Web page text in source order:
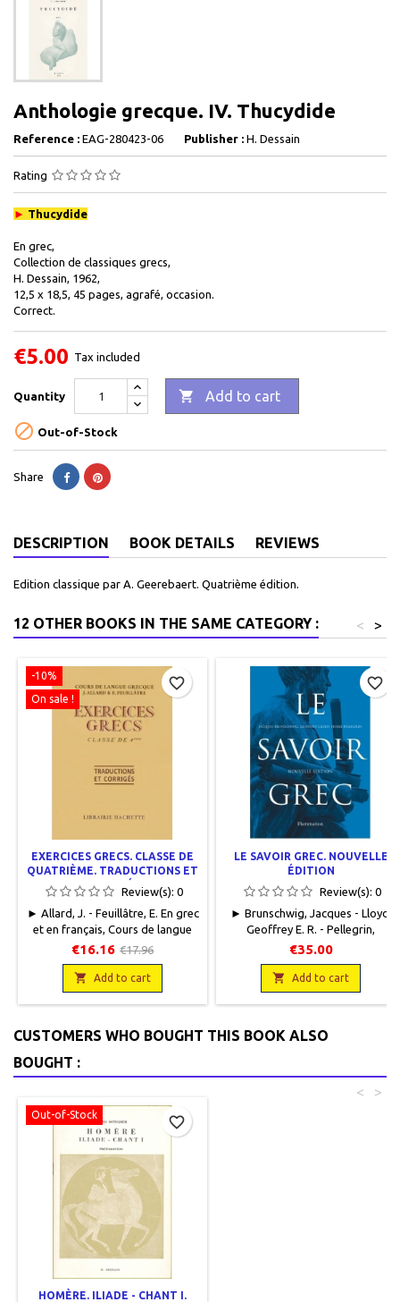
Anthologie grecque. IV. Thucydide
Reference : EAG-280423-06 Publisher : H. Dessain
Rating
► Thucydide
En grec,
Collection de classiques grecs,
H. Dessain, 1962,
12,5 x 18,5, 45 pages, agrafé, occasion.
Correct.
€5.00 Tax included
Quantity  Add to cart
 Out-of-Stock
Share
DESCRIPTION BOOK DETAILS REVIEWS
Edition classique par A. Geerebaert. Quatrième édition.
12 OTHER BOOKS IN THE SAME CATEGORY : >
<
-10%
On sale !
EXERCICES GRECS. CLASSE DE
QUATRIÈME. TRADUCTIONS ET
CORRIGÉS
Review(s): 0
► Allard, J. - Feuillâtre, E. En grec
et en français, Cours de langue
grecque J. Allard et E. Feuillâtre,
Librairie Hachette, 1947, 13 x 20,
144 pages, broché. Neuf.
Réimpression de l'édition
Hachette de 1947 en petites
disponible sous 8 jours.
€16.16 €17.96
 Add to cart
favorite_border
LE SAVOIR GREC. NOUVELLE
ÉDITION
Review(s): 0
► Brunschwig, Jacques - Lloyd,
Geoffrey E. R. - Pellegrin,
PierreEn français, Hors collection
- Philosophie, Flammarion, 2021,
14,4 x 20,3, 1248 pages, broché.
Neuf. 9782080205230
€35.00
 Add to cart
favorite_border
CUSTOMERS WHO BOUGHT THIS BOOK ALSO
BOUGHT :
>
<
Out-of-Stock
HOMÈRE. ILIADE - CHANT I.
favorite_border